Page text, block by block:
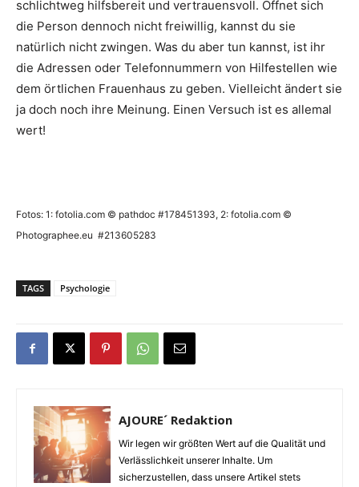
schlichtweg hilfsbereit und vertrauensvoll. Öffnet sich
die Person dennoch nicht freiwillig, kannst du sie
natürlich nicht zwingen. Was du aber tun kannst, ist ihr
die Adressen oder Telefonnummern von Hilfestellen wie
dem örtlichen Frauenhaus zu geben. Vielleicht ändert sie
ja doch noch ihre Meinung. Einen Versuch ist es allemal
wert!
Fotos: 1: fotolia.com © pathdoc #178451393, 2: fotolia.com ©
Photographee.eu #213605283
TAGS Psychologie
AJOURE´ Redaktion
Wir legen wir größten Wert auf die Qualität und
Verlässlichkeit unserer Inhalte. Um
sicherzustellen, dass unsere Artikel stets